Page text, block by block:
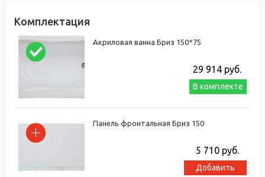
Комплектация
Акриловая ванна Бриз 150*75
29 914 руб.
В комплекте
Панель фронтальная Бриз 150
5 710руб.
Добавить